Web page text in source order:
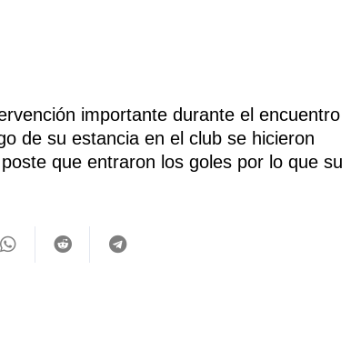
importante durante el encuentro
de su estancia en el club se hicieron
que entraron los goles por lo que su